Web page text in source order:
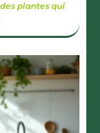
plantes qui